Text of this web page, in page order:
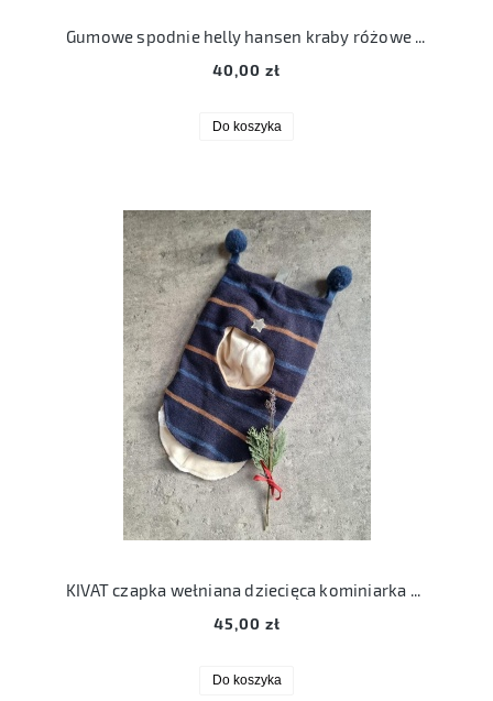
Gumowe spodnie helly hansen kraby różowe 116
40,00 zł
Do koszyka
KIVAT czapka wełniana dziecięca kominiarka 2 lata 2
45,00 zł
Do koszyka